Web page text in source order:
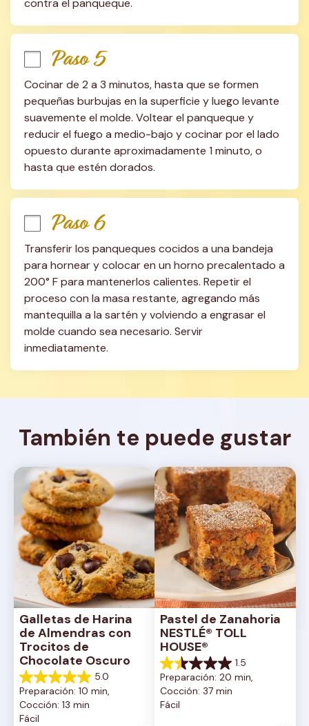
contra el panqueque.
Paso 5
Cocinar de 2 a 3 minutos, hasta que se formen
pequeñas burbujas en la superficie y luego levante
suavemente el molde. Voltear el panqueque y
reducir el fuego a medio-bajo y cocinar por el lado
opuesto durante aproximadamente 1 minuto, o
hasta que estén dorados.
Paso 6
Transferir los panqueques cocidos a una bandeja
para hornear y colocar en un horno precalentado a
200° F para mantenerlos calientes. Repetir el
proceso con la masa restante, agregando más
mantequilla a la sartén y volviendo a engrasar el
molde cuando sea necesario. Servir
inmediatamente.
También te puede gustar
Galletas de Harina
de Almendras con
Trocitos de
Chocolate Oscuro
5.0
5.0
de
5
estrellas.
Preparación: 10 min,
Cocción: 13 min
Fácil
Pastel de Zanahoria
NESTLÉ® TOLL
HOUSE®
1.5
1.5
de
5
estrellas.
Preparación: 20 min,
Cocción: 37 min
Fácil